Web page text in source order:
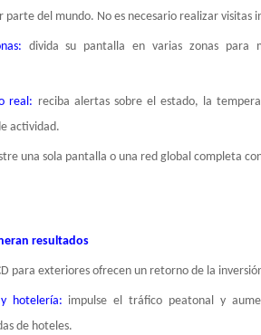
del mundo. No es necesario realizar visitas
divida su pantalla en varias zonas para
real: reciba alertas sobre el estado, la
actividad.
una sola pantalla o una red global completa
resultados
para exteriores ofrecen un retorno de la
hotelería: impulse el tráfico peatonal y
de hoteles.